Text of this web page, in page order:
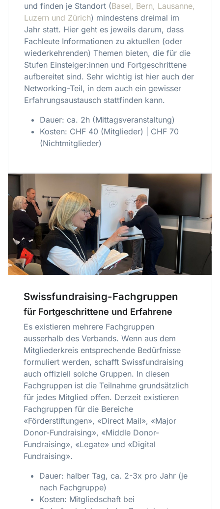
und finden je Standort (Basel, Bern, Lausanne,
Luzern und Zürich) mindestens dreimal im
Jahr statt. Hier geht es jeweils darum, dass
Fachleute Informationen zu aktuellen (oder
wiederkehrenden) Themen bieten, die für die
Stufen Einsteiger:innen und Fortgeschrittene
aufbereitet sind. Sehr wichtig ist hier auch der
Networking-Teil, in dem auch ein gewisser
Erfahrungsaustausch stattfinden kann.
Dauer: ca. 2h (Mittagsveranstaltung)
Kosten: CHF 40 (Mitglieder) | CHF 70
(Nichtmitglieder)
Swissfundraising-Fachgruppen
für Fortgeschrittene und Erfahrene
Es existieren mehrere Fachgruppen
ausserhalb des Verbands. Wenn aus dem
Mitgliederkreis entsprechende Bedürfnisse
formuliert werden, schafft Swissfundraising
auch offiziell solche Gruppen. In diesen
Fachgruppen ist die Teilnahme grundsätzlich
für jedes Mitglied offen. Derzeit existieren
Fachgruppen für die Bereiche
«Förderstiftungen», «Direct Mail», «Major
Donor-Fundraising», «Middle Donor-
Fundraising», «Legate» und «Digital
Fundraising».
Dauer: halber Tag, ca. 2-3x pro Jahr (je
nach Fachgruppe)
Kosten: Mitgliedschaft bei